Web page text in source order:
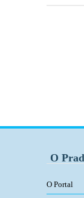
O
O Portal